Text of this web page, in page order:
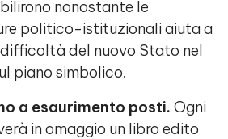
nonostante le
politico-istituzionali aiuta a
del nuovo Stato nel
piano simbolico.
a esaurimento posti. Ogni
in omaggio un libro edito